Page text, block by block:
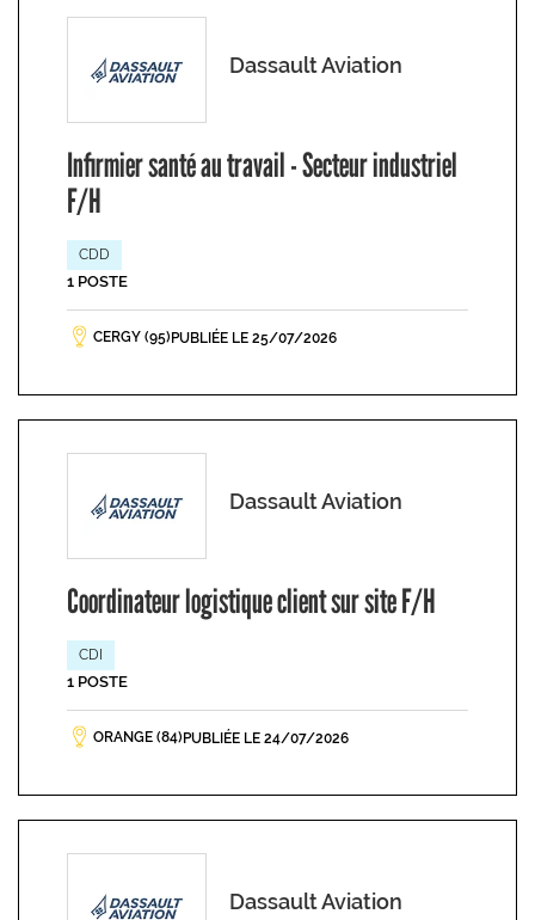
Dassault Aviation
Infirmier santé au travail - Secteur industriel
F/H
CDD
1 POSTE
CERGY (95) PUBLIÉE LE 25/07/2026
Dassault Aviation
Coordinateur logistique client sur site F/H
CDI
1 POSTE
ORANGE (84) PUBLIÉE LE 24/07/2026
Dassault Aviation